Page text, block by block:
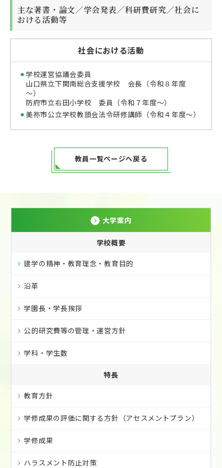
主な著書・論文／学会発表／科研費研究／社会に
おける活動等
社会における活動
学校運営協議会委員
山口県立下関南総合支援学校 会長（令和８年度
～）
防府市立右田小学校 委員（令和７年度～）
美祢市公立学校教頭会法令研修講師（令和４年度～）
教員一覧ページへ戻る
大学案内
学校概要
建学の精神・教育理念・教育目的
沿革
学園長・学長挨拶
公的研究費等の管理・運営方針
学科・学生数
特長
教育方針
学修成果の評価に関する方針（アセスメントプラン）
学修成果
ハラスメント防止対策